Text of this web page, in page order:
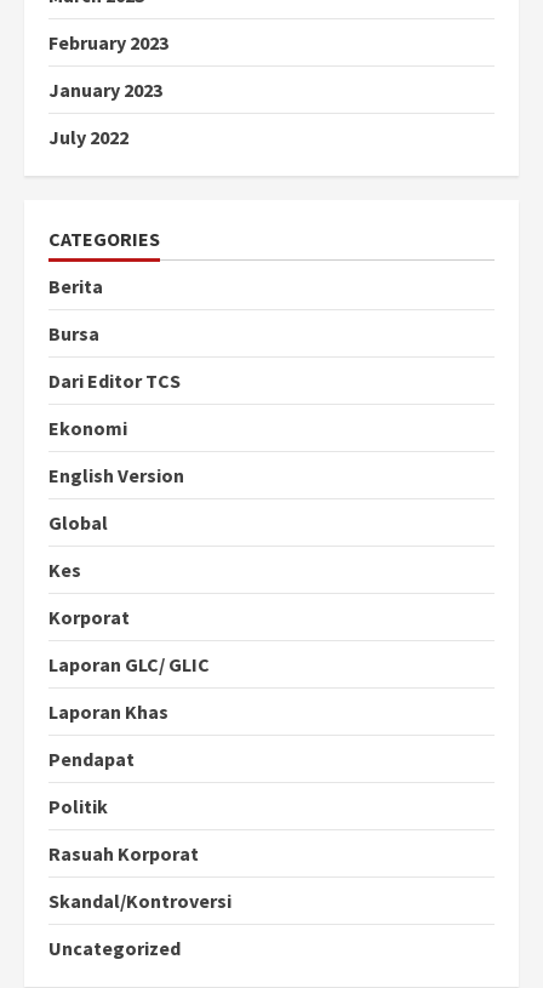
February 2023
January 2023
July 2022
CATEGORIES
Berita
Bursa
Dari Editor TCS
Ekonomi
English Version
Global
Kes
Korporat
Laporan GLC/ GLIC
Laporan Khas
Pendapat
Politik
Rasuah Korporat
Skandal/Kontroversi
Uncategorized